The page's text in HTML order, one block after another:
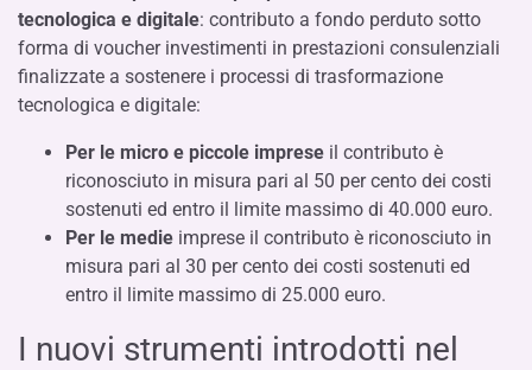
tecnologica e digitale: contributo a fondo perduto sotto
forma di voucher investimenti in prestazioni consulenziali
finalizzate a sostenere i processi di trasformazione
tecnologica e digitale:
Per le micro e piccole imprese il contributo è
riconosciuto in misura pari al 50 per cento dei costi
sostenuti ed entro il limite massimo di 40.000 euro.
Per le medie imprese il contributo è riconosciuto in
misura pari al 30 per cento dei costi sostenuti ed
entro il limite massimo di 25.000 euro.
I nuovi strumenti introdotti nel